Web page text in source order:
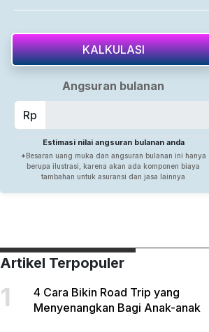
Artikel Terpopuler
1
4 Cara Bikin Road Trip yang
Menyenangkan Bagi Anak-anak